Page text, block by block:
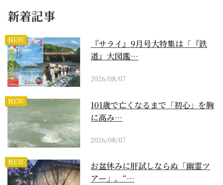
新着記事
NEW
『サライ』9月号大特集は「『鉄
道』大図鑑…
2026/08/07
NEW
101歳で亡くなるまで「初心」を胸
に高み…
2026/08/07
NEW
お盆休みに肝試しならぬ「幽霊ツ
アー」。“…